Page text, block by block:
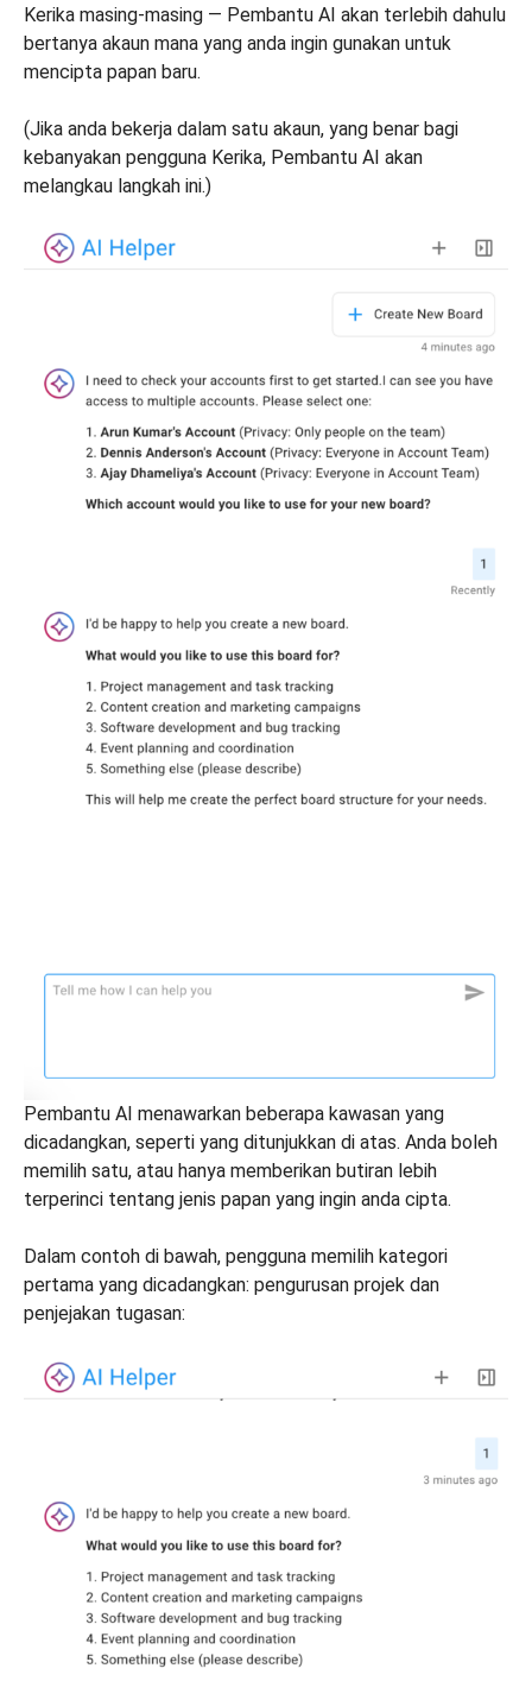
Kerika masing-masing — Pembantu AI akan terlebih dahulu
bertanya akaun mana yang anda ingin gunakan untuk
mencipta papan baru.
(Jika anda bekerja dalam satu akaun, yang benar bagi
kebanyakan pengguna Kerika, Pembantu AI akan
melangkau langkah ini.)
Pembantu AI menawarkan beberapa kawasan yang
dicadangkan, seperti yang ditunjukkan di atas. Anda boleh
memilih satu, atau hanya memberikan butiran lebih
terperinci tentang jenis papan yang ingin anda cipta.
Dalam contoh di bawah, pengguna memilih kategori
pertama yang dicadangkan: pengurusan projek dan
penjejakan tugasan: